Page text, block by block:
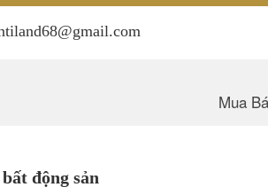
Mua
động sản